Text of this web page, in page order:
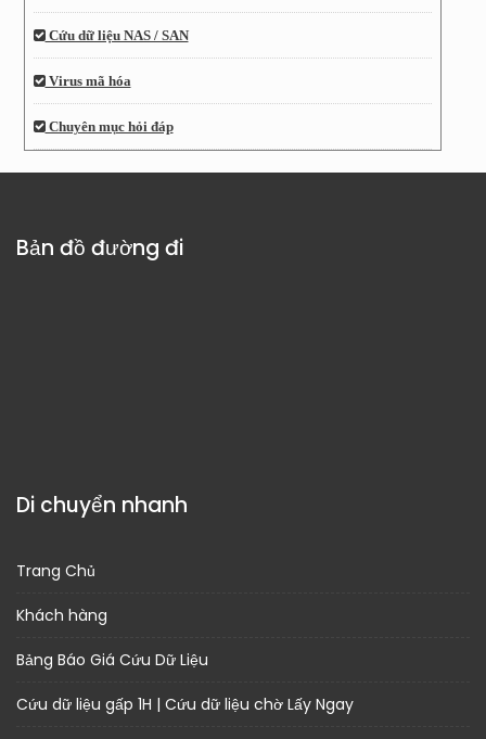
Cứu dữ liệu NAS / SAN
Virus mã hóa
Chuyên mục hỏi đáp
Bản đồ đường đi
Di chuyển nhanh
Trang Chủ
Khách hàng
Bảng Báo Giá Cứu Dữ Liệu
Cứu dữ liệu gấp 1H | Cứu dữ liệu chờ Lấy Ngay